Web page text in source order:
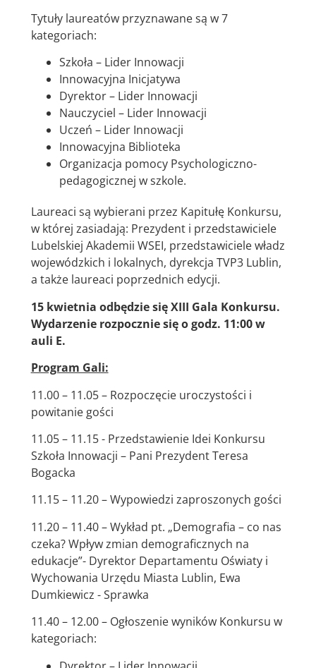
Tytuły laureatów przyznawane są w 7
kategoriach:
Szkoła – Lider Innowacji
Innowacyjna Inicjatywa
Dyrektor – Lider Innowacji
Nauczyciel – Lider Innowacji
Uczeń – Lider Innowacji
Innowacyjna Biblioteka
Organizacja pomocy Psychologiczno-
pedagogicznej w szkole.
Laureaci są wybierani przez Kapitułę Konkursu,
w której zasiadają: Prezydent i przedstawiciele
Lubelskiej Akademii WSEI, przedstawiciele władz
wojewódzkich i lokalnych, dyrekcja TVP3 Lublin,
a także laureaci poprzednich edycji.
15 kwietnia odbędzie się XIII Gala Konkursu.
Wydarzenie rozpocznie się o godz. 11:00 w
auli E.
Program Gali:
11.00 – 11.05 – Rozpoczęcie uroczystości i
powitanie gości
11.05 – 11.15 - Przedstawienie Idei Konkursu
Szkoła Innowacji – Pani Prezydent Teresa
Bogacka
11.15 – 11.20 – Wypowiedzi zaproszonych gości
11.20 – 11.40 – Wykład pt. „Demografia – co nas
czeka? Wpływ zmian demograficznych na
edukacje”- Dyrektor Departamentu Oświaty i
Wychowania Urzędu Miasta Lublin, Ewa
Dumkiewicz - Sprawka
11.40 – 12.00 – Ogłoszenie wyników Konkursu w
kategoriach: